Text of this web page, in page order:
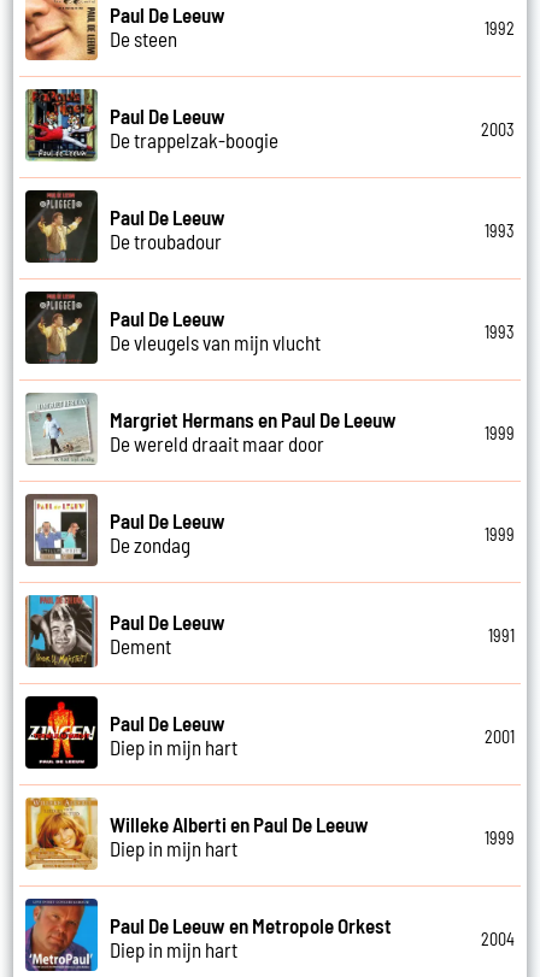
Paul De Leeuw
De steen
1992
Paul De Leeuw
De trappelzak-boogie
2003
Paul De Leeuw
De troubadour
1993
Paul De Leeuw
De vleugels van mijn vlucht
1993
Margriet Hermans en Paul De Leeuw
De wereld draait maar door
1999
Paul De Leeuw
De zondag
1999
Paul De Leeuw
Dement
1991
Paul De Leeuw
Diep in mijn hart
2001
Willeke Alberti en Paul De Leeuw
Diep in mijn hart
1999
Paul De Leeuw en Metropole Orkest
Diep in mijn hart
2004